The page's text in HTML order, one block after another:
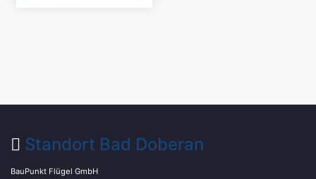
Standort Bad Doberan
BauPunkt Flügel GmbH